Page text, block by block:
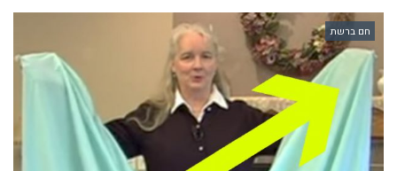
חם ברשת